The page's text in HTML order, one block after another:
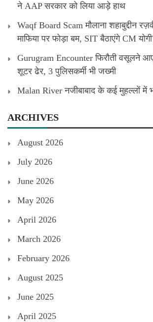
ने AAP सरकार को लिया आड़े हाथ
Waqf Board Scam मौलाना शहाबुद्दीन
माफिया पर फोड़ा बम, SIT बैठाएंगे CM
Gurugram Encounter फिरौती वसूलने
शूटर ढेर, 3 पुलिसकर्मी भी जख्मी
Malan River नजीबाबाद के कई मुहल्लों में
ARCHIVES
August 2026
July 2026
June 2026
May 2026
April 2026
March 2026
February 2026
August 2025
June 2025
April 2025